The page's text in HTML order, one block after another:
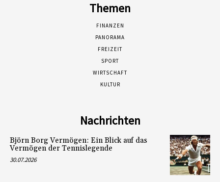
Themen
FINANZEN
PANORAMA
FREIZEIT
SPORT
WIRTSCHAFT
KULTUR
Nachrichten
Björn Borg Vermögen: Ein Blick auf das
Vermögen der Tennislegende
30.07.2026